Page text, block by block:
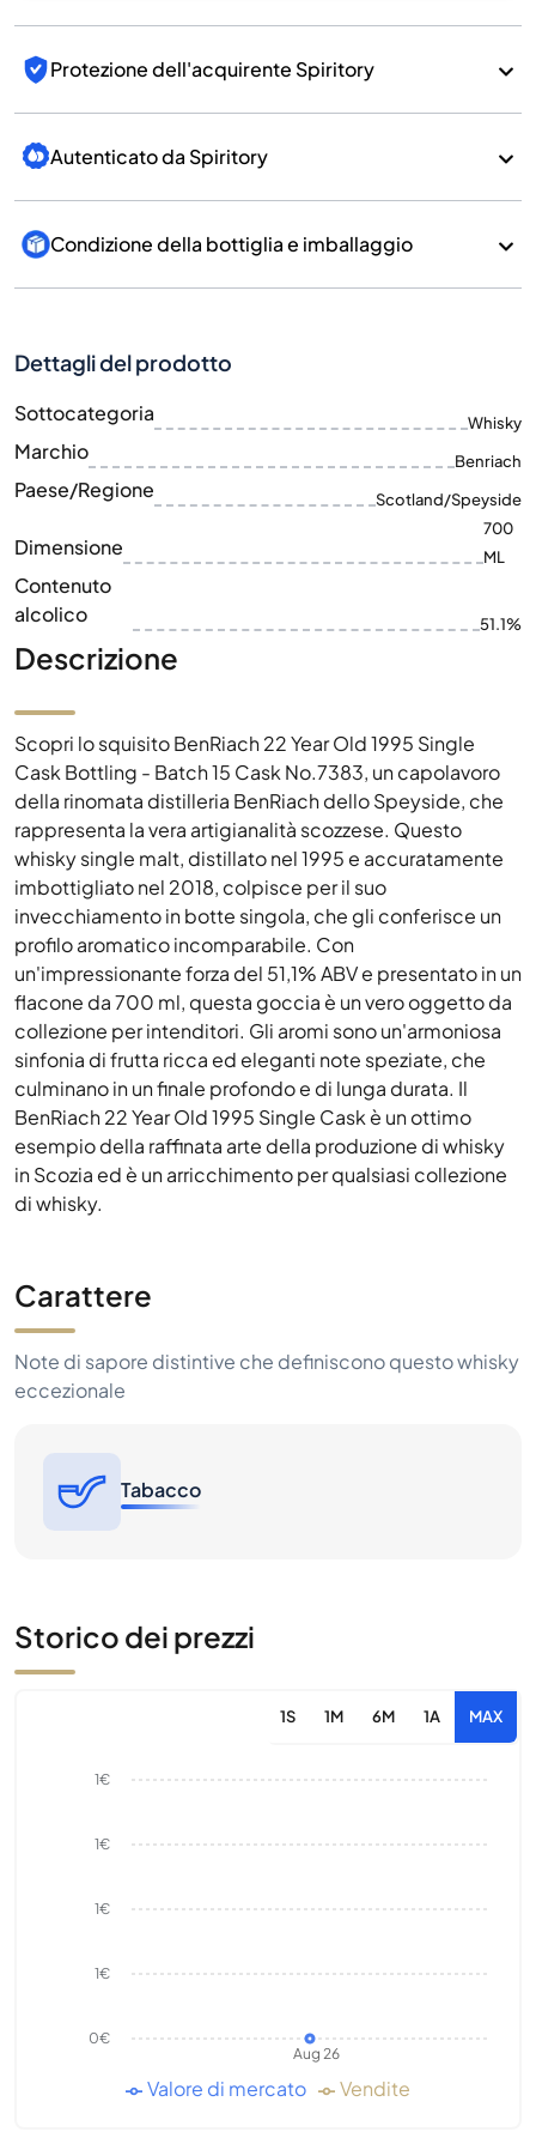
Protezione dell'acquirente Spiritory
Autenticato da Spiritory
Condizione della bottiglia e imballaggio
Dettagli del prodotto
Sottocategoria Whisky
Marchio Benriach
Paese/Regione Scotland/Speyside
Dimensione
700
ML
Contenuto
alcolico
51.1%
Descrizione
Scopri lo squisito BenRiach 22 Year Old 1995 Single
Cask Bottling - Batch 15 Cask No.7383, un capolavoro
della rinomata distilleria BenRiach dello Speyside, che
rappresenta la vera artigianalità scozzese. Questo
whisky single malt, distillato nel 1995 e accuratamente
imbottigliato nel 2018, colpisce per il suo
invecchiamento in botte singola, che gli conferisce un
profilo aromatico incomparabile. Con
un'impressionante forza del 51,1% ABV e presentato in un
flacone da 700 ml, questa goccia è un vero oggetto da
collezione per intenditori. Gli aromi sono un'armoniosa
sinfonia di frutta ricca ed eleganti note speziate, che
culminano in un finale profondo e di lunga durata. Il
BenRiach 22 Year Old 1995 Single Cask è un ottimo
esempio della raffinata arte della produzione di whisky
in Scozia ed è un arricchimento per qualsiasi collezione
di whisky.
Carattere
Note di sapore distintive che definiscono questo whisky
eccezionale
Tabacco
Storico dei prezzi
1S 1M 6M 1A MAX
Aug 26
0€
1€
1€
1€
1€
Valore di mercato Vendite